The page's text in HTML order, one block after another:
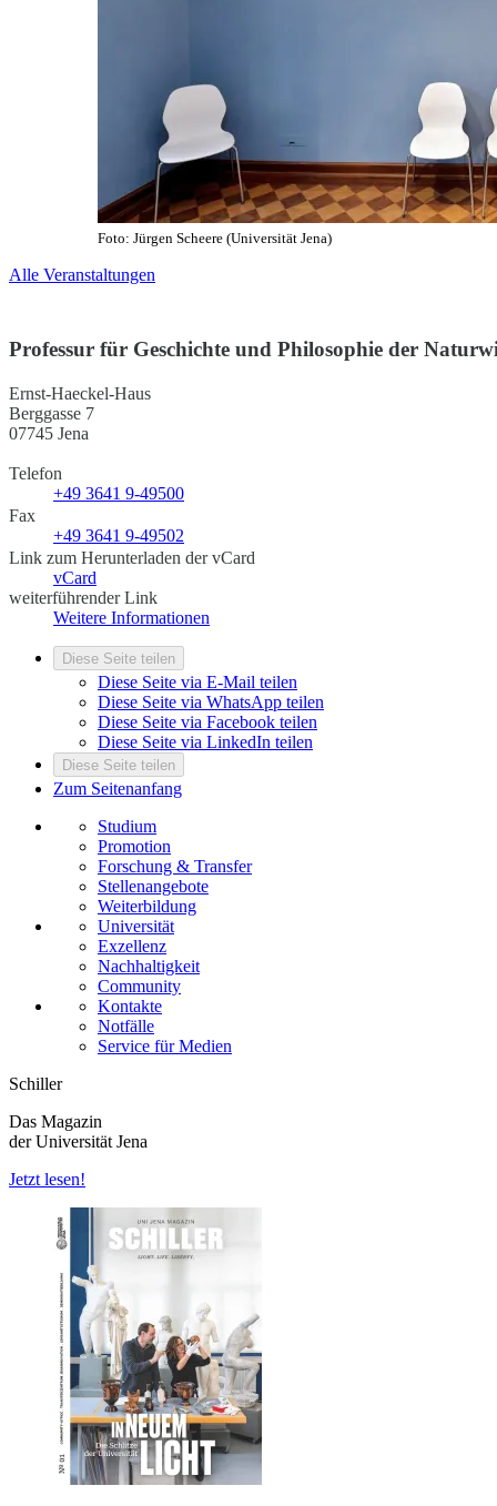
Foto: Jürgen Scheere (Universität Jena)
Alle Veranstaltungen
Professur für Geschichte und Philosophie der
Ernst-Haeckel-Haus
Berggasse 7
07745 Jena
Telefon
+49 3641 9-49500
Fax
+49 3641 9-49502
Link zum Herunterladen der vCard
vCard
weiterführender Link
Weitere Informationen
Diese Seite teilen
Diese Seite via E-Mail teilen
Diese Seite via WhatsApp teilen
Diese Seite via Facebook teilen
Diese Seite via LinkedIn teilen
Diese Seite teilen
Zum Seitenanfang
Studium
Promotion
Forschung & Transfer
Stellenangebote
Weiterbildung
Universität
Exzellenz
Nachhaltigkeit
Community
Kontakte
Notfälle
Service für Medien
Schiller
Das Magazin
der Universität Jena
Jetzt lesen!